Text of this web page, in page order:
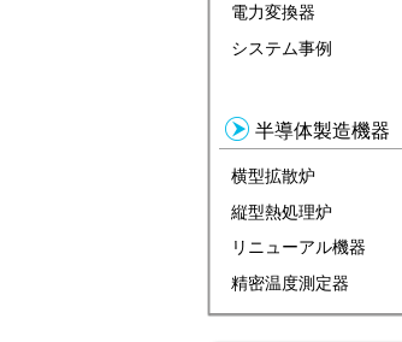
電力変換器
システム事例
半導体製造機器
横型拡散炉
縦型熱処理炉
リニューアル機器
精密温度測定器